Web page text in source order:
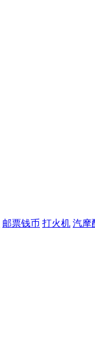
邮票钱币 打火机 汽摩